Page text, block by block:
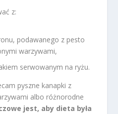
z:
podawanego z pesto
warzywami,
serwowanym na ryżu.
pyszne kanapki z
albo różnorodne
jest, aby dieta była